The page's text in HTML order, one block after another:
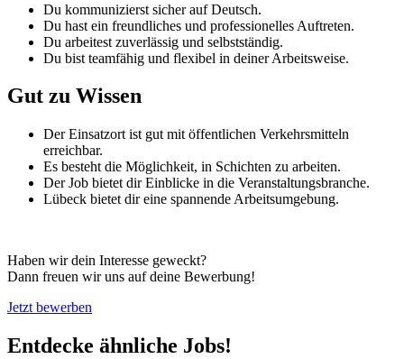
Du kommunizierst sicher auf Deutsch.
Du hast ein freundliches und professionelles Auftreten.
Du arbeitest zuverlässig und selbstständig.
Du bist teamfähig und flexibel in deiner Arbeitsweise.
Gut zu Wissen
Der Einsatzort ist gut mit öffentlichen Verkehrsmitteln
erreichbar.
Es besteht die Möglichkeit, in Schichten zu arbeiten.
Der Job bietet dir Einblicke in die Veranstaltungsbranche.
Lübeck bietet dir eine spannende Arbeitsumgebung.
Haben wir dein Interesse geweckt?
Dann freuen wir uns auf deine Bewerbung!
Jetzt bewerben
Entdecke ähnliche Jobs!